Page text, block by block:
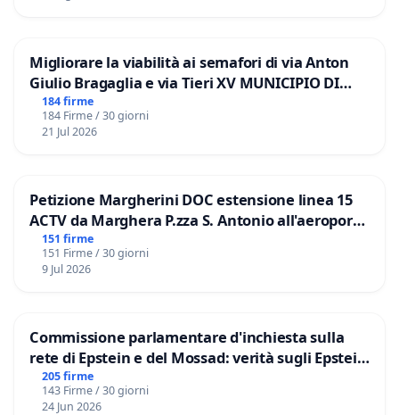
Migliorare la viabilità ai semafori di via Anton
Giulio Bragaglia e via Tieri XV MUNICIPIO DI
ROMA
184 firme
184 Firme / 30 giorni
21 Jul 2026
Petizione Margherini DOC estensione linea 15
ACTV da Marghera P.zza S. Antonio all'aeroporto
Marco Polo tariffa a € 1,50
151 firme
151 Firme / 30 giorni
9 Jul 2026
Commissione parlamentare d'inchiesta sulla
rete di Epstein e del Mossad: verità sugli Epstein
Files
205 firme
143 Firme / 30 giorni
24 Jun 2026